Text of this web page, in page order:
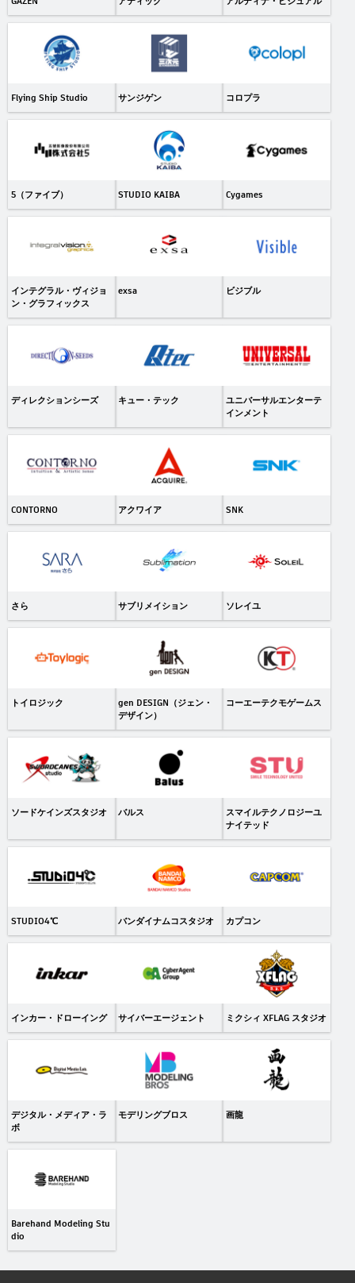
Flying Ship Studio サンジゲン コロプラ
5（ファイブ） STUDIO KAIBA Cygames
インテグラル・ヴィジョ
ン・グラフィックス
exsa ビジブル
ディレクションシーズ キュー・テック
ユニバーサルエンターテ
インメント
CONTORNO アクワイア SNK
さら サブリメイション ソレイユ
トイロジック
gen DESIGN（ジェン・
デザイン）
コーエーテクモゲームス
ソードケインズスタジオ バルス
スマイルテクノロジーユ
ナイテッド
STUDIO4℃ バンダイナムコスタジオ カプコン
インカー・ドローイング サイバーエージェント ミクシィ XFLAG スタジオ
デジタル・メディア・ラ
ボ
モデリングブロス 画龍
Barehand Modeling Stu
dio